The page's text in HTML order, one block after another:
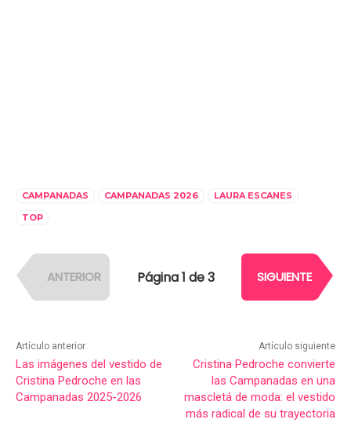
CAMPANADAS CAMPANADAS 2026
LAURA ESCANES
TOP
ANTERIOR Página 1 de 3 SIGUIENTE
Artículo anterior
Las imágenes del vestido de
Cristina Pedroche en las
Campanadas 2025-2026
Artículo siguiente
Cristina Pedroche convierte
las Campanadas en una
mascletá de moda: el vestido
más radical de su trayectoria